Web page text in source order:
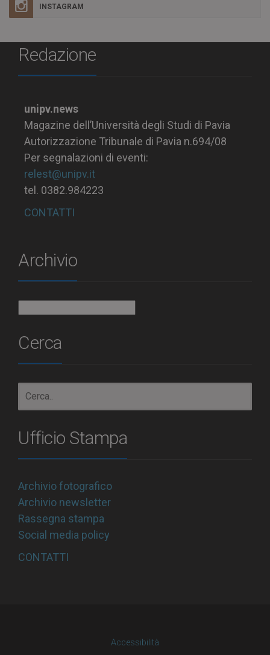
INSTAGRAM
Redazione
unipv.news
Magazine dell’Università degli Studi di Pavia
Autorizzazione Tribunale di Pavia n.694/08
Per segnalazioni di eventi:
relest@unipv.it
tel. 0382.984223
CONTATTI
Archivio
Cerca
Ufficio Stampa
Archivio fotografico
Archivio newsletter
Rassegna stampa
Social media policy
CONTATTI
Accessibilità